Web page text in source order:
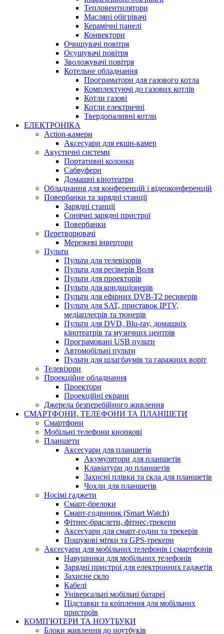
Тепловентилятори
Масляні обігрівачі
Керамічні панелі
Конвектори
Очищувачі повітря
Осушувачі повітря
Зволожувачі повітря
Котельне обладнання
Програматори для газового котла
Комплектуючі до газових котлів
Котли газові
Котли електричні
Твердопаливні котли
ЕЛЕКТРОНІКА
Action-камери
Аксесуари для екшн-камер
Акустичні системи
Портативні колонки
Сабвуфери
Домашні кінотеатри
Обладнання для конференцій і відеоконференцій
Повербанки та зарядні станції
Зарядні станції
Сонячні зарядні пристрої
Повербанки
Перетворювачі
Мережеві інвертори
Пульти
Пульти для телевізорів
Пульти для ресіверів Воля
Пульти для проекторів
Пульти для кондиціонерів
Пульти для ефірних DVB-T2 ресиверів
Пульти для SAT, приставок IPTV,
медіаплеєрів та тюнерів
Пульти для DVD, Blu-ray, домашніх
кінотеатрів та музичних центрів
Програмовані USB пульти
Автомобільні пульти
Пульти для шлагбаумів та гаражних воріт
Телевізори
Проекційне обладнання
Проектори
Проекційні екрани
Джерела безперебійного живлення
СМАРТФОНИ, ТЕЛЕФОНИ ТА ПЛАНШЕТИ
Смартфони
Мобільні телефони кнопкові
Планшети
Аксесуари для планшетів
Акумулятори для планшетів
Клавіатури до планшетів
Захисні плівки та скла для планшетів
Чохли для планшетів
Носімі гаджети
Смарт-брелоки
Смарт-годинник (Smart Watch)
Фітнес-браслети, фітнес-трекери
Аксесуари для смарт-годин та трекерів
Пошукові мітки та GPS-трекери
Аксесуари для мобільних телефонів і смартфонів
Навушники для мобільних телефонів
Зарядні пристрої для електронних гаджетів
Захисне скло
Кабелі
Універсальні мобільні батареї
Підставки та кріплення для мобільних
пристроїв
КОМП'ЮТЕРИ ТА НОУТБУКИ
Блоки живлення до ноутбуків